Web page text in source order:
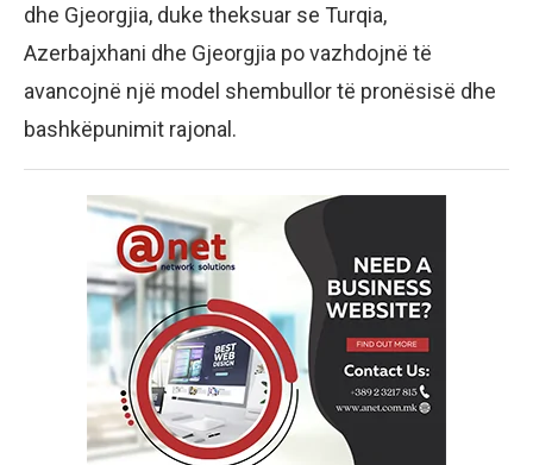
dhe Gjeorgjia, duke theksuar se Turqia,
Azerbajxhani dhe Gjeorgjia po vazhdojnë të
avancojnë një model shembullor të pronësisë dhe
bashkëpunimit rajonal.